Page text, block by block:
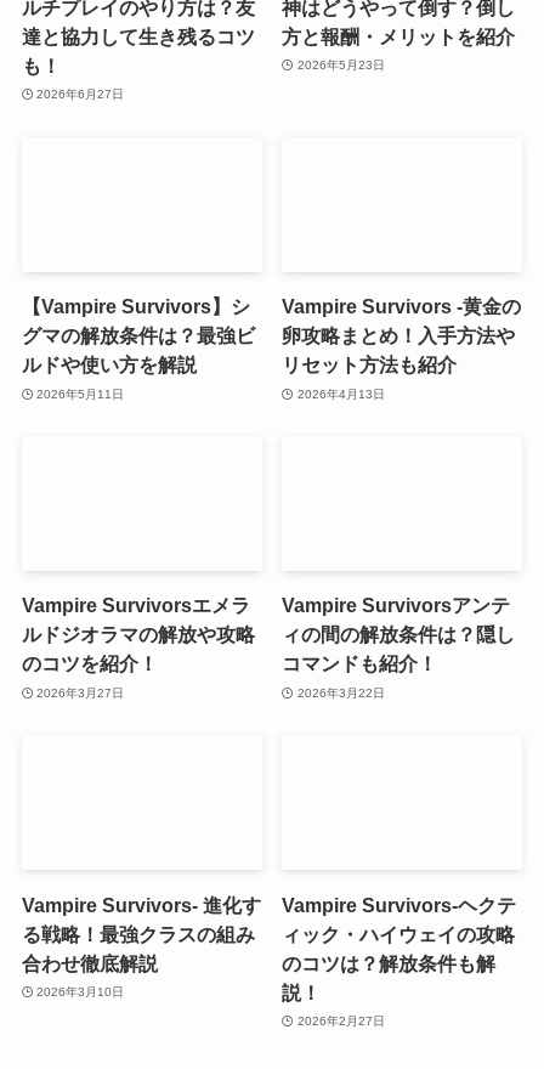
ルチプレイのやり方は？友
達と協力して生き残るコツ
も！
2026年6月27日
神はどうやって倒す？倒し
方と報酬・メリットを紹介
2026年5月23日
【Vampire Survivors】シ
グマの解放条件は？最強ビ
ルドや使い方を解説
2026年5月11日
Vampire Survivors -黄金の
卵攻略まとめ！入手方法や
リセット方法も紹介
2026年4月13日
Vampire Survivorsエメラ
ルドジオラマの解放や攻略
のコツを紹介！
2026年3月27日
Vampire Survivorsアンテ
ィの間の解放条件は？隠し
コマンドも紹介！
2026年3月22日
Vampire Survivors- 進化す
る戦略！最強クラスの組み
合わせ徹底解説
2026年3月10日
Vampire Survivors-ヘクテ
ィック・ハイウェイの攻略
のコツは？解放条件も解
説！
2026年2月27日